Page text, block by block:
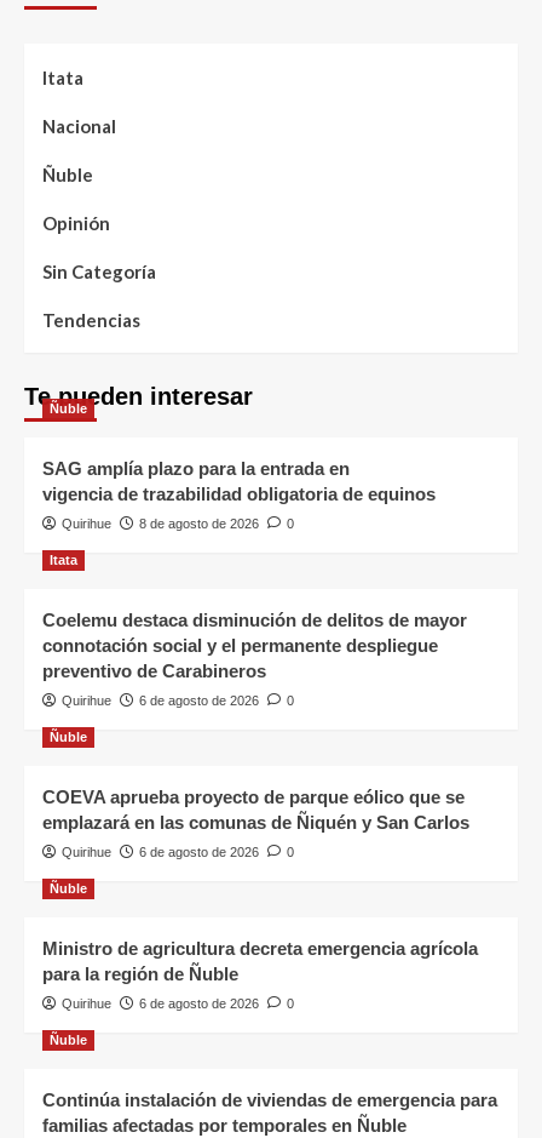
Itata
Nacional
Ñuble
Opinión
Sin Categoría
Tendencias
Te pueden interesar
Ñuble
SAG amplía plazo para la entrada en
vigencia de trazabilidad obligatoria de equinos
Quirihue 8 de agosto de 2026 0
Itata
Coelemu destaca disminución de delitos de mayor
connotación social y el permanente despliegue
preventivo de Carabineros
Quirihue 6 de agosto de 2026 0
Ñuble
COEVA aprueba proyecto de parque eólico que se
emplazará en las comunas de Ñiquén y San Carlos
Quirihue 6 de agosto de 2026 0
Ñuble
Ministro de agricultura decreta emergencia agrícola
para la región de Ñuble
Quirihue 6 de agosto de 2026 0
Ñuble
Continúa instalación de viviendas de emergencia para
familias afectadas por temporales en Ñuble